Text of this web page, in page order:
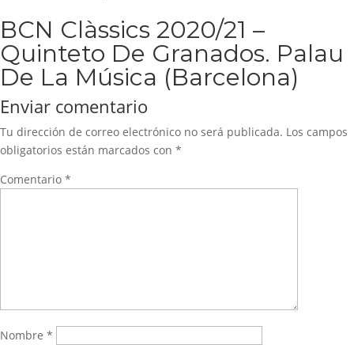
BCN Clàssics 2020/21 –
Quinteto De Granados. Palau
De La Música (Barcelona)
Enviar comentario
Tu dirección de correo electrónico no será publicada. Los campos
obligatorios están marcados con *
Comentario *
Nombre *